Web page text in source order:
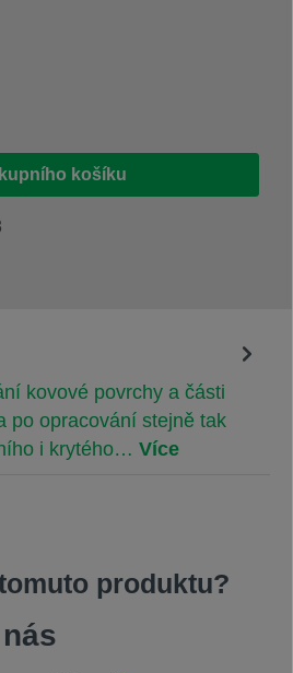
Zadejte požadované
košíku
kovové povrchy a části
po opracování stejně tak
i krytého… Více
produktu?